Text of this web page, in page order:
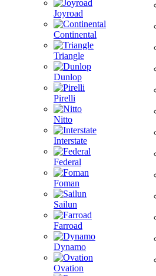
Joyroad
Continental
Triangle
Dunlop
Pirelli
Nitto
Interstate
Federal
Foman
Sailun
Farroad
Dynamo
Ovation